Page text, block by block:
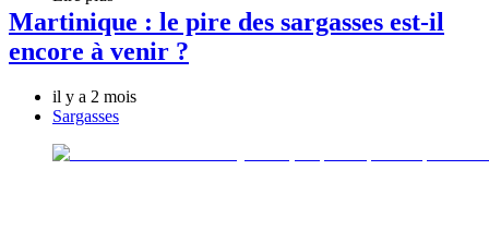
Martinique : le pire des sargasses est-il
encore à venir ?
il y a 2 mois
Sargasses